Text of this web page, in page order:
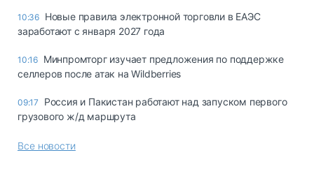
10:36 Новые правила электронной торговли в ЕАЭС
заработают с января 2027 года
10:16 Минпромторг изучает предложения по поддержке
селлеров после атак на Wildberries
09:17
Россия и Пакистан работают над запуском первого
грузового ж/д маршрута
Все новости